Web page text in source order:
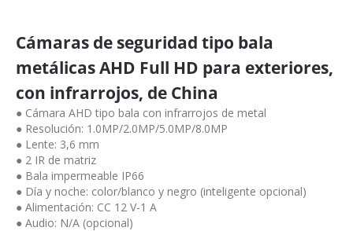
Cámaras de seguridad tipo bala
metálicas AHD Full HD para exteriores,
con infrarrojos, de China
● Cámara AHD tipo bala con infrarrojos de metal
● Resolución: 1.0MP/2.0MP/5.0MP/8.0MP
● Lente: 3,6 mm
● 2 IR de matriz
● Bala impermeable IP66
● Día y noche: color/blanco y negro (inteligente opcional)
● Alimentación: CC 12 V-1 A
● Audio: N/A (opcional)